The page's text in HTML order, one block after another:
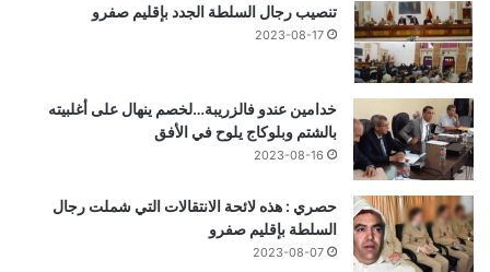
تنصيب رجال السلطة الجدد بإقليم صفرو
2023-08-17
خدامين عندو فالزريبة…لخصم ينهال على أغلبيته
بالشتم وبلوكاج يلوح في الأفق
2023-08-16
حصري : هذه لائحة الانتقالات التي شملت رجال
السلطة بإقليم صفرو
2023-08-07